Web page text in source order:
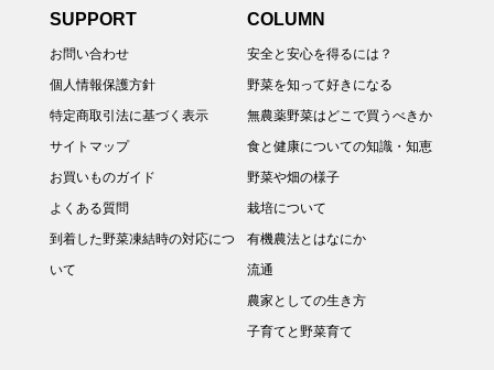
SUPPORT
お問い合わせ
個人情報保護方針
特定商取引法に基づく表示
サイトマップ
お買いものガイド
よくある質問
到着した野菜凍結時の対応につ
いて
COLUMN
安全と安心を得るには？
野菜を知って好きになる
無農薬野菜はどこで買うべきか
食と健康についての知識・知恵
野菜や畑の様子
栽培について
有機農法とはなにか
流通
農家としての生き方
子育てと野菜育て